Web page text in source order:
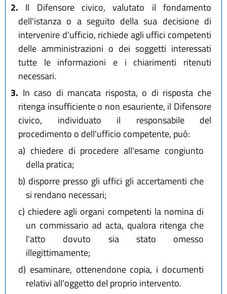
2. Il Difensore civico, valutato il fondamento
dell'istanza o a seguito della sua decisione di
intervenire d'ufficio, richiede agli uffici competenti
delle amministrazioni o dei soggetti interessati
tutte le informazioni e i chiarimenti ritenuti
necessari.
3. In caso di mancata risposta, o di risposta che
ritenga insufficiente o non esauriente, il Difensore
civico, individuato il responsabile del
procedimento o dell'ufficio competente, può:
a) chiedere di procedere all'esame congiunto
della pratica;
b) disporre presso gli uffici gli accertamenti che
si rendano necessari;
c) chiedere agli organi competenti la nomina di
un commissario ad acta, qualora ritenga che
l'atto dovuto sia stato omesso
illegittimamente;
d) esaminare, ottenendone copia, i documenti
relativi all'oggetto del proprio intervento.